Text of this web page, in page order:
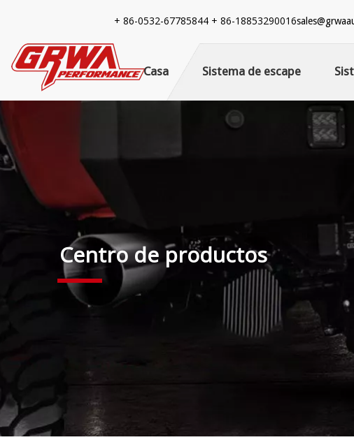
+ 86-0532-67785844 + 86-18853290016
Casa Sistema de escape
Centro de productos